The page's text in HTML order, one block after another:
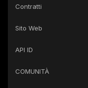
Contratti
Sito Web
API ID
COMUNITÀ